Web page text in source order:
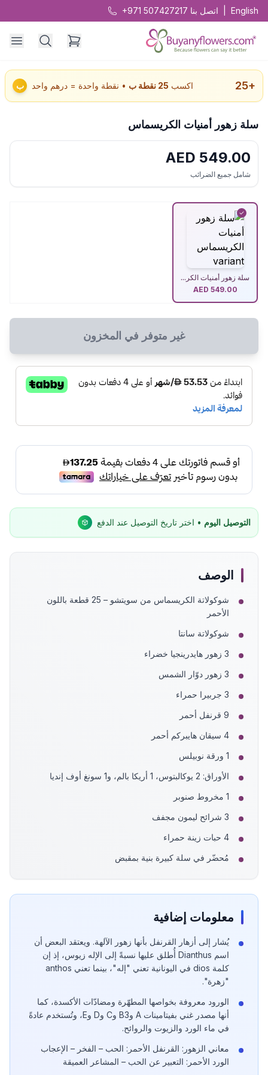
English اتصل بنا +971 507427217
+
25 اكسب 25 نقطة ب • نقطة واحدة = درهم واحد ب
سلة زهور أمنيات الكريسماس
549.00
شامل جميع الضرائب
سلة زهور أمنيات الكر...
AED 549.00
غير متوفر في المخزون
التوصيل اليوم • اختر تاريخ التوصيل عند الدفع
الوصف
شوكولاتة الكريسماس من سويتشو – 25 قطعة باللون
الأحمر
شوكولاتة سانتا
3 زهور هايدرينجيا خضراء
3 زهور دوّار الشمس
3 جربيرا حمراء
9 قرنفل أحمر
4 سيقان هايبركم أحمر
1 ورقة نوبيلس
الأوراق: 2 يوكالبتوس، 1 أريكا بالم، و1 سونغ أوف إنديا
1 مخروط صنوبر
3 شرائح ليمون مجفف
4 حبات زينة حمراء
مُحضّر في سلة كبيرة بنية بمقبض
معلومات إضافية
يُشار إلى أزهار القرنفل بأنها زهور الآلهة. ويعتقد البعض أن
اسم Dianthus أُطلق عليها نسبةً إلى الإله زيوس، إذ إن
كلمة dios في اليونانية تعني "إله"، بينما تعني anthos
"زهرة".
الورود معروفة بخواصها المطهّرة ومضادّات الأكسدة، كما
أنها مصدر غني بفيتامينات A وB3 وC وD وE، وتُستخدم عادةً
في ماء الورد والزيوت والروائح.
معاني الزهور: القرنفل الأحمر: الحب – الفخر – الإعجاب
الورد الأحمر: التعبير عن الحب – المشاعر العميقة